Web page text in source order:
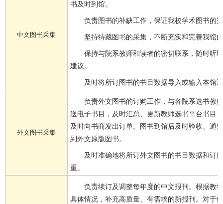
中文图书采集
书及时到馆。
负责图书的补缺工作，保证我校学术图书的
坚持特藏图书的采集，不断充实和完善我馆
保持与院系教师和读者的密切联系，随时听
建议。
及时将所订图书的书目数据导入或输入本馆
外文图书采集
负责外文图书的订购工作，与各院系选书教
送电子书目，及时汇总、更新教师选书平台书目
及时向书商发出订单。图书到馆后及时验收、通
到外文原版图书。
及时准确地将所订外文图书的书目数据和订
重。
负责续订及调整每年度的中文报刊。根据教
具体情况，补充高质量、有需求的新报刊。对于